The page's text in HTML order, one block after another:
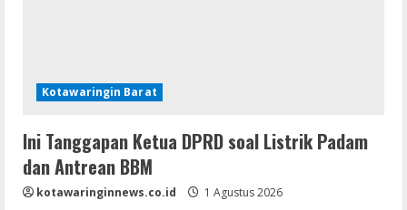
Kotawaringin Barat
Ini Tanggapan Ketua DPRD soal Listrik Padam
dan Antrean BBM
kotawaringinnews.co.id 1 Agustus 2026